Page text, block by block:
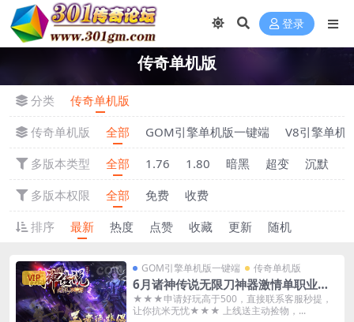
登录
传奇单机版
分类
传奇单机版
传奇单机版
全部 GOM引擎单机版一键端
V8引擎单机
多版本类型
全部 1.76 1.80 暗黑 超变 沉默
多版本权限
全部 免费
收费
排序
最新 热度 点赞 收藏 更新 随机
VIP
GOM引擎单机版一键端 传奇单机版
6月诸神传说无限刀神器激情单职业传
奇单机-附带GM后台
★★★申请好玩高于500，直接联系客服秒提，
让你抗米无忧★★★ 上线送主动捡物，...